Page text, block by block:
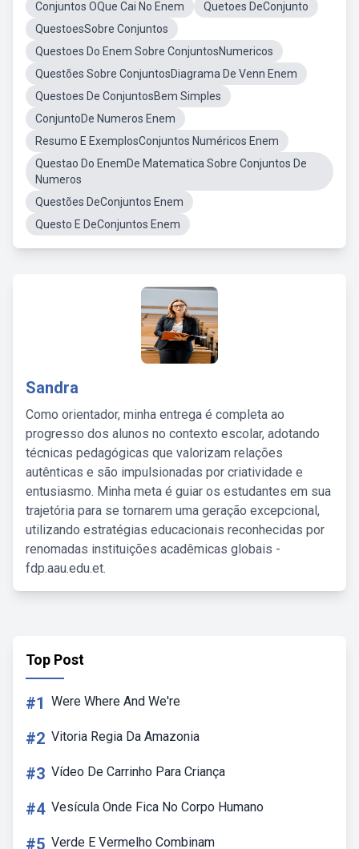
Conjuntos OQue Cai No Enem
Quetoes DeConjunto
QuestoesSobre Conjuntos
Questoes Do Enem Sobre ConjuntosNumericos
Questões Sobre ConjuntosDiagrama De Venn Enem
Questoes De ConjuntosBem Simples
ConjuntoDe Numeros Enem
Resumo E ExemplosConjuntos Numéricos Enem
Questao Do EnemDe Matematica Sobre Conjuntos De
Numeros
Questões DeConjuntos Enem
Questo E DeConjuntos Enem
Sandra
Como orientador, minha entrega é completa ao
progresso dos alunos no contexto escolar, adotando
técnicas pedagógicas que valorizam relações
autênticas e são impulsionadas por criatividade e
entusiasmo. Minha meta é guiar os estudantes em sua
trajetória para se tornarem uma geração excepcional,
utilizando estratégias educacionais reconhecidas por
renomadas instituições acadêmicas globais -
fdp.aau.edu.et.
Top Post
#1 Were Where And We're
#2 Vitoria Regia Da Amazonia
#3 Vídeo De Carrinho Para Criança
#4 Vesícula Onde Fica No Corpo Humano
#5 Verde E Vermelho Combinam